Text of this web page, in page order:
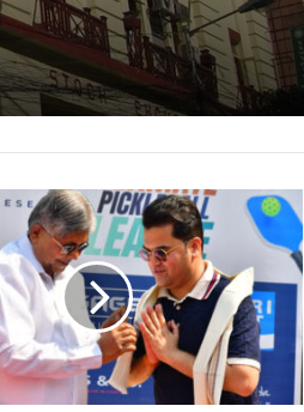
मोरेपेन लैब्स की मैन्युफैक्चरिंग इकाई ने ऐतिहासिक
रिकॉर्ड बनाते हुए लगातार चौथी बार यूएसएफडीए
निरीक्षण बिना किसी प्रतिकूल टिप्पणी के
सफलतापूर्वक पास किया
टेक्नोस्पोर्ट ने ‘संगम 2026’ राष्ट्रीय डीलर्स बैठक
SIMBA Uproar 2026 मुंबई तक विस्तारित,
अपने कम्युनिटी-ड्रिवन कल्चर प्लेटफॉर्म को सुदृढ़
करता हुआ
VerSe Innovation ने ग्रोथ के अगले फेज़ से
पहले गवर्नेंस को मज़बूत करने के लिए P.R. रमेश को
इंडिपेंडेंट डायरेक्टर और ऑडिट कमिटी का चेयर
अपॉइंट किया